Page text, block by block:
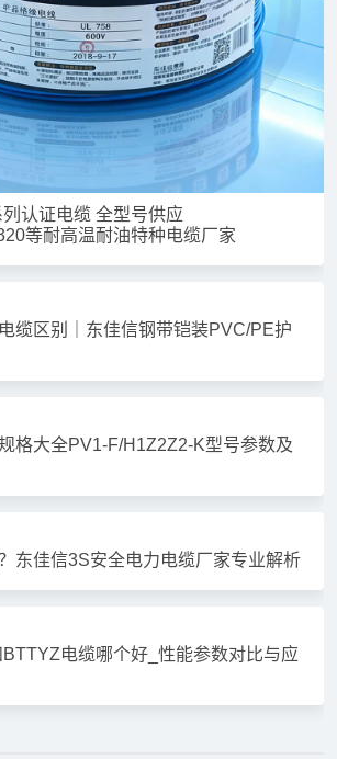
认证电缆 全型号供应
等耐高温耐油特种电缆厂家
缆区别｜东佳信钢带铠装PVC/PE护